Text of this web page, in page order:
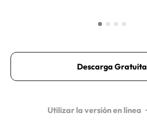
Descarga Gratuita
Utilizar la versión en línea